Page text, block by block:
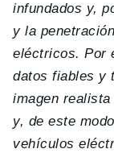
infundados y,
y la
eléctricos. Por
datos fiables y
imagen
y, de este
vehículos